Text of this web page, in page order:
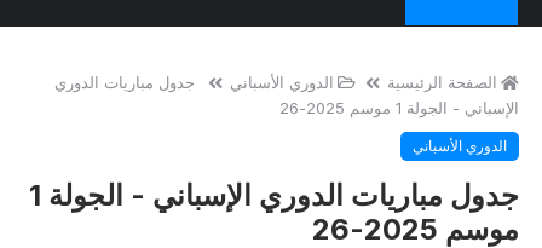
الصفحة الرئيسية الدوري الأسباني
جدول مباريات الدوري
الإسباني - الجولة 1 موسم 2025-26
الدوري الأسباني
جدول مباريات الدوري الإسباني - الجولة 1
موسم 2025-26